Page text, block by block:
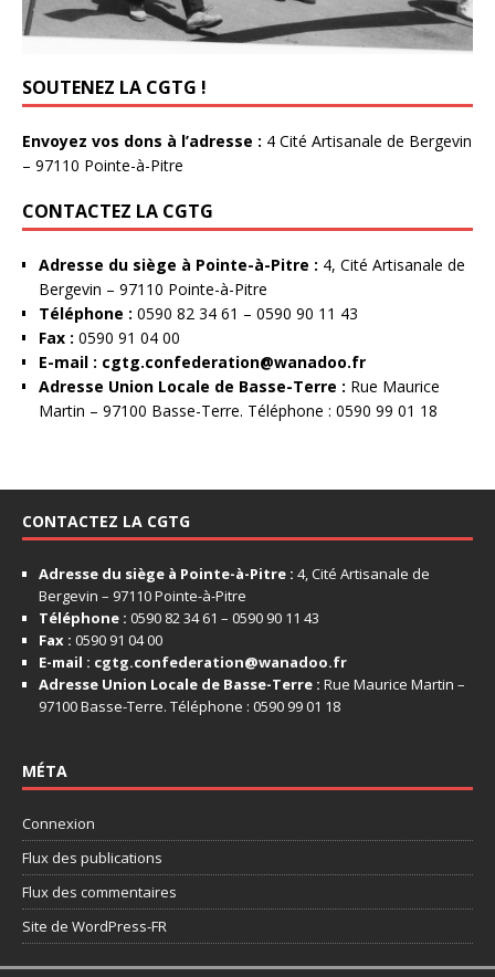
SOUTENEZ LA CGTG !
Envoyez vos dons à l’adresse : 4 Cité Artisanale de Bergevin
– 97110 Pointe-à-Pitre
CONTACTEZ LA CGTG
Adresse du siège à Pointe-à-Pitre : 4, Cité Artisanale de
Bergevin – 97110 Pointe-à-Pitre
Téléphone : 0590 82 34 61 – 0590 90 11 43
Fax : 0590 91 04 00
E-mail : cgtg.confederation@wanadoo.fr
Adresse Union Locale de Basse-Terre : Rue Maurice
Martin – 97100 Basse-Terre. Téléphone : 0590 99 01 18
CONTACTEZ LA CGTG
Adresse du siège à Pointe-à-Pitre : 4, Cité Artisanale de
Bergevin – 97110 Pointe-à-Pitre
Téléphone : 0590 82 34 61 – 0590 90 11 43
Fax : 0590 91 04 00
E-mail : cgtg.confederation@wanadoo.fr
Adresse Union Locale de Basse-Terre : Rue Maurice Martin –
97100 Basse-Terre. Téléphone : 0590 99 01 18
MÉTA
Connexion
Flux des publications
Flux des commentaires
Site de WordPress-FR